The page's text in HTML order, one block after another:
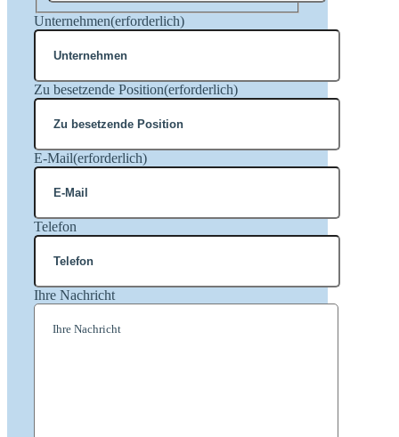
Nachname
Unternehmen(erforderlich)
Zu besetzende Position(erforderlich)
E-Mail(erforderlich)
Telefon
Ihre Nachricht